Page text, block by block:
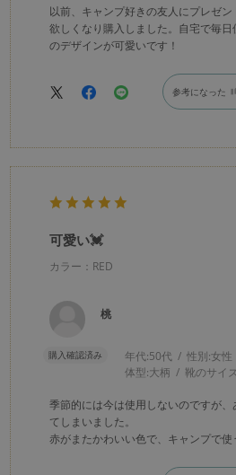
以前、キャンプ好きの友人にプレゼ
欲しくなり購入しました。自宅で毎日
のデザインが可愛いです！
参考になった
可愛い💓
カラー：RED
桃
購入確認済み 年代:50代 性別:女性
体型:大柄 靴のサイ
季節的には今は使用しないのですが
てしまいました。
赤がまたかわいい色で、キャンプで使